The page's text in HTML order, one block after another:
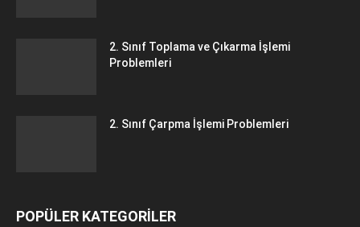
2. Sınıf Toplama ve Çıkarma İşlemi
Problemleri
2. Sınıf Çarpma İşlemi Problemleri
POPÜLER KATEGORİLER